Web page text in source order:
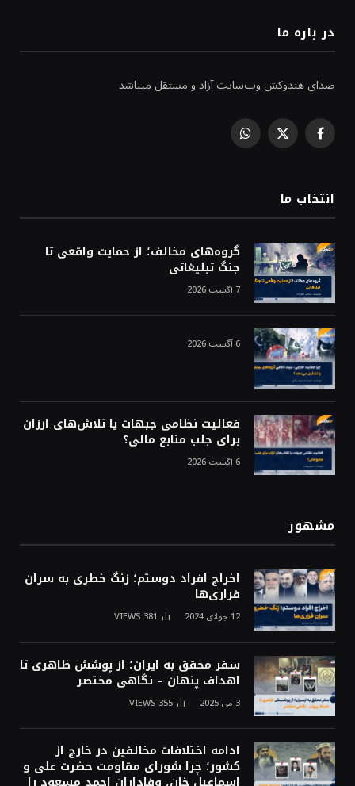
در باره ما
صدای هندوکش وب‌سایت آزاد و مستقل میباشد
Facebook
X
WhatsApp
انتخاب ما
گروه‌های مخالف؛ از حمایت واقعی تا
جنگ تبلیغاتی
7 آگست 2026
6 آگست 2026
فعالیت نظامی جبهات یا تلاش‌های ارزان
برای جلب منابع مالی؟
6 آگست 2026
مشهور
اخراج افراد دوستم؛ زنگ خطری به سران
فراری‌ها
12 جولای 2024 381
VIEWS
سفر محقق به ایران؛ از پوشش ظاهری تا
اهداف پنهان – نگاهی مختصر
3 می 2025 355
VIEWS
ادامه اختلافات مخالفین در خارج از
کشور؛ چرا شورای مقاومت حضرت علی و